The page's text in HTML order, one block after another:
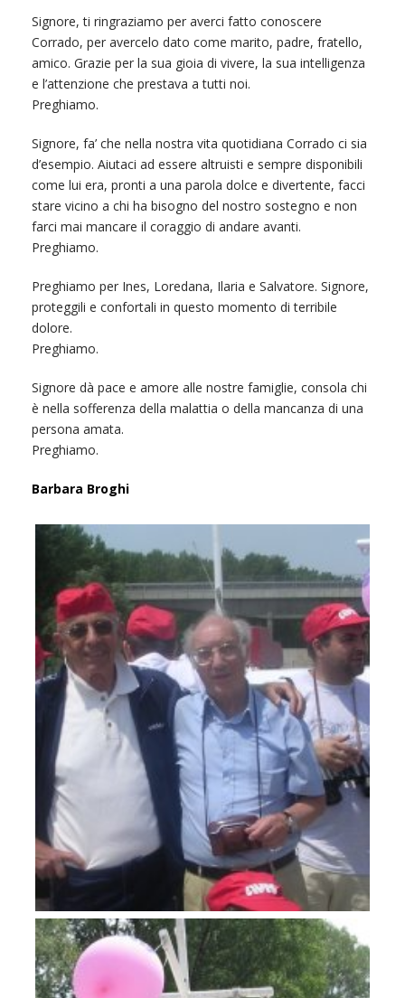
Signore, ti ringraziamo per averci fatto conoscere
Corrado, per avercelo dato come marito, padre, fratello,
amico. Grazie per la sua gioia di vivere, la sua intelligenza
e l’attenzione che prestava a tutti noi.
Preghiamo.
Signore, fa’ che nella nostra vita quotidiana Corrado ci sia
d’esempio. Aiutaci ad essere altruisti e sempre disponibili
come lui era, pronti a una parola dolce e divertente, facci
stare vicino a chi ha bisogno del nostro sostegno e non
farci mai mancare il coraggio di andare avanti.
Preghiamo.
Preghiamo per Ines, Loredana, Ilaria e Salvatore. Signore,
proteggili e confortali in questo momento di terribile
dolore.
Preghiamo.
Signore dà pace e amore alle nostre famiglie, consola chi
è nella sofferenza della malattia o della mancanza di una
persona amata.
Preghiamo.
Barbara Broghi